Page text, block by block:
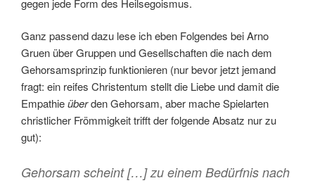
gegen jede Form des Heilsegoismus.
Ganz passend dazu lese ich eben Folgendes bei Arno
Gruen über Gruppen und Gesellschaften die nach dem
Gehorsamsprinzip funktionieren (nur bevor jetzt jemand
fragt: ein reifes Christentum stellt die Liebe und damit die
Empathieüberden Gehorsam, aber mache Spielarten
christlicher Frömmigkeit trifft der folgende Absatz nur zu
gut):
Gehorsam scheint […] zu einem Bedürfnis nach